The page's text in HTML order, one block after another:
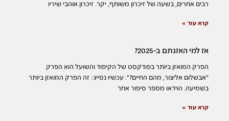
רבים אחרים, בשעה של זיכרון משותף, יקר. זיכרון אוהבי שיריו
קרא עוד »
אז למי האזנתם ב-2025?
הפרק המואזן ביותר בפודקסט של הקיפוד והשועל הוא הפרק
״אבשלום אליצור, מהם החיים?״. עכשיו נסייג: זה הפרק המואזן ביותר
בשמיעה. הוידאו מספר סיפור אחר
קרא עוד »